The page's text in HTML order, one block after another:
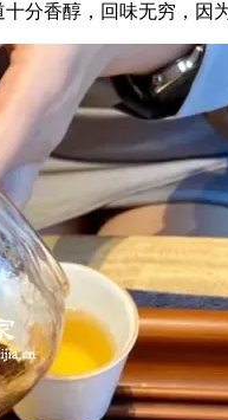
分香醇，回味无穷，